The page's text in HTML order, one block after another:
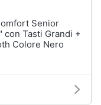
Senior
con Tasti Grandi +
Colore Nero